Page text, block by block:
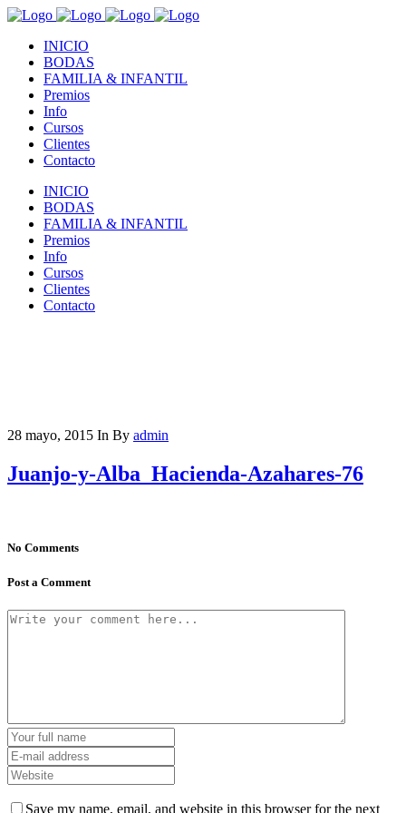
INICIO
BODAS
FAMILIA & INFANTIL
Premios
Info
Cursos
Clientes
Contacto
INICIO
BODAS
FAMILIA & INFANTIL
Premios
Info
Cursos
Clientes
Contacto
28 mayo, 2015 In By admin
Juanjo-y-Alba_Hacienda-Azahares-76
No Comments
Post a Comment
Save my name, email, and website in this browser for the next